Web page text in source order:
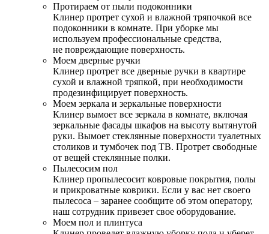
Протираем от пыли подоконники
Клинер протрет сухой и влажной тряпочкой все
подоконники в комнате. При уборке мы
используем профессиональные средства,
не повреждающие поверхность.
Моем дверные ручки
Клинер протрет все дверные ручки в квартире
сухой и влажной тряпкой, при необходимости
продезинфицирует поверхность.
Моем зеркала и зеркальные поверхности
Клинер вымоет все зеркала в комнате, включая
зеркальные фасады шкафов на высоту вытянутой
руки. Вымоет стеклянные поверхности туалетных
столиков и тумбочек под ТВ. Протрет свободные
от вещей стеклянные полки.
Пылесосим пол
Клинер пропылесосит ковровые покрытия, полы
и прикроватные коврики. Если у вас нет своего
пылесоса – заранее сообщите об этом оператору,
наш сотрудник привезет свое оборудование.
Моем пол и плинтуса